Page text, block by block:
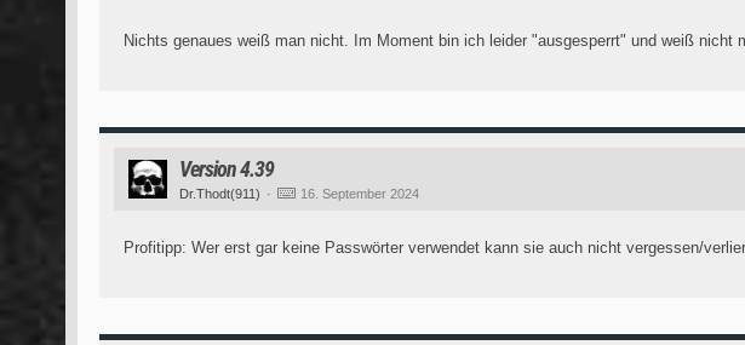
Nichts genaues weiß man nicht. Im Moment bin ich leider "ausgesperrt" und weiß nicht
Version 4.39
Dr.Thodt(911) 16. September 2024
Profitipp: Wer erst gar keine Passwörter verwendet kann sie auch nicht vergessen/